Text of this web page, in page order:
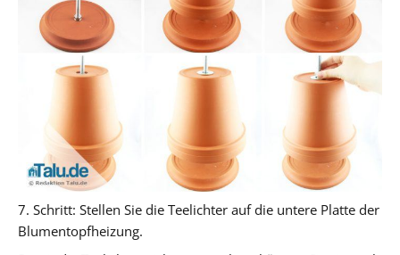
7. Schritt: Stellen Sie die Teelichter auf die untere Platte der
Blumentopfheizung.